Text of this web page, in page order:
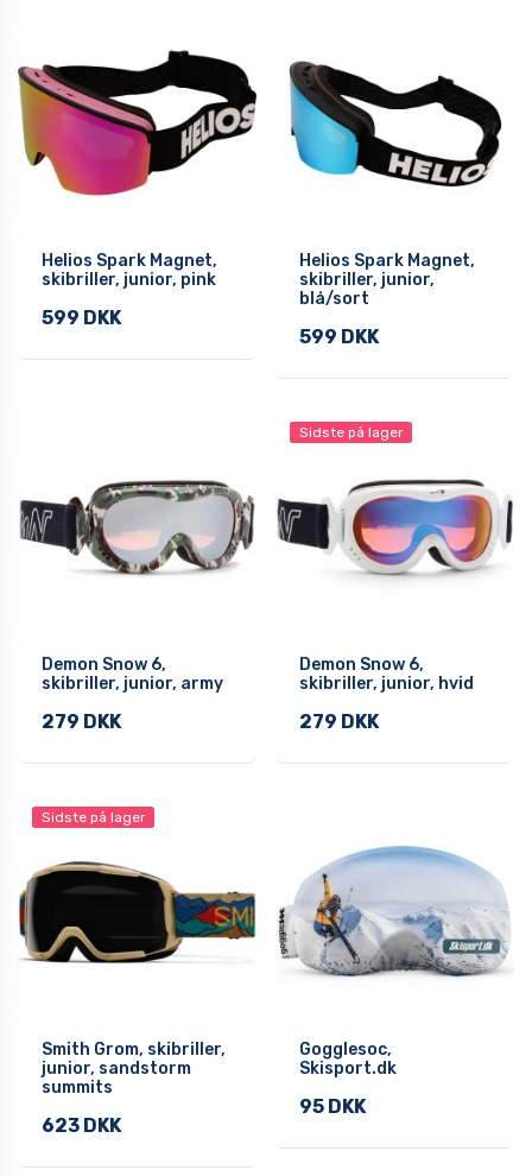
Helios Spark Magnet,
skibriller, junior, pink
599 DKK
Helios Spark Magnet,
skibriller, junior,
blå/sort
599 DKK
Demon Snow 6,
skibriller, junior, army
279 DKK
Sidste på lager
Demon Snow 6,
skibriller, junior, hvid
279 DKK
Sidste på lager
Smith Grom, skibriller,
junior, sandstorm
summits
623 DKK
Gogglesoc,
Skisport.dk
95 DKK